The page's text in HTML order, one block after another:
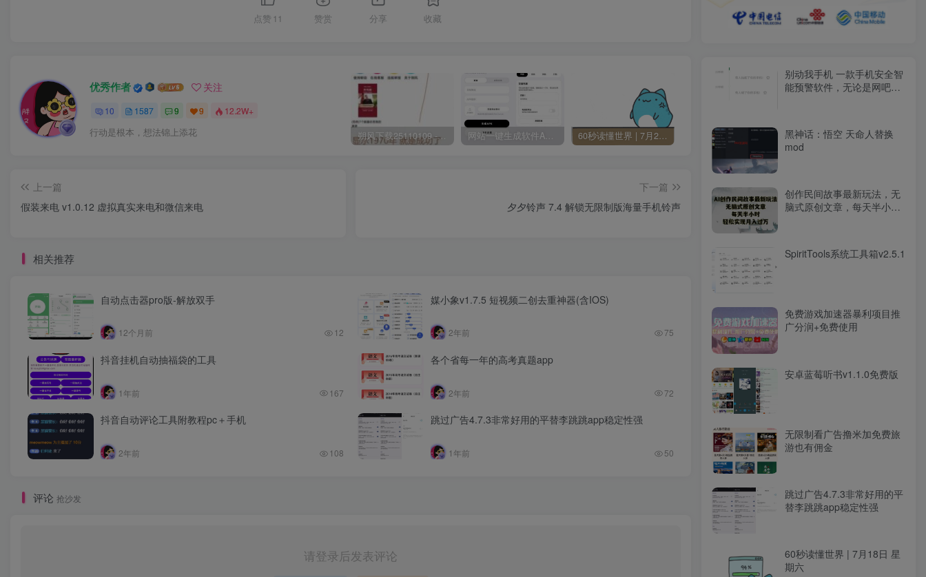
点赞 11 赞赏 分享 收藏
优秀作者 关注
10 1587 9 9 12.2W+
行动是根本，想法锦上添花 朔风下载25110109 -磁力下载神器-去VIP限制版本 网站一键生成软件APP 完美版 同时支持打包html文件 60秒读懂世界 | 7月24日 星期五 Skype 网络通信工具 v8.136.76.203 便携版
上一篇
假装来电 v1.0.12 虚拟真实来电和微信来电
下一篇
夕夕铃声 7.4 解锁无限制版海量手机铃声
相关推荐
自动点击器pro版-解放双手
12个月前 12
媒小象v1.7.5 短视频二创去重神器(含IOS)
2年前 75
抖音挂机自动抽福袋的工具
1年前 167
各个省每一年的高考真题app
2年前 72
抖音自动评论工具附教程pc＋手机
2年前 108
跳过广告4.7.3非常好用的平替李跳跳app稳定性强
1年前 50
评论 抢沙发
请登录后发表评论
别动我手机 一款手机安全智
能预警软件，无论是网吧还
黑神话：悟空 天命人替换
mod
创作民间故事最新玩法，无
脑式原创文章，每天半小
SpiritTools系统工具箱v2.5.1
免费游戏加速器暴利项目推
广分润+免费使用
安卓蓝莓听书v1.1.0免费版
无限制看广告撸米加免费旅
游也有佣金
跳过广告4.7.3非常好用的平
替李跳跳app稳定性强
60秒读懂世界 | 7月18日 星
期六